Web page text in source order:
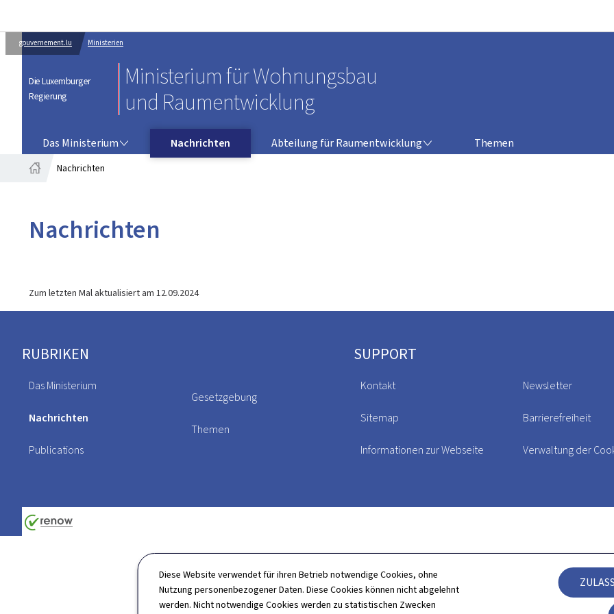
Diese Website verwendet für ihren Betrieb notwendige Cookies, ohne
Nutzung personenbezogener Daten. Diese Cookies können nicht abgelehnt
werden. Nicht notwendige Cookies werden zu statistischen Zwecken
gouvernement.lu Ministerien
Die Luxemburger
Regierung
Ministerium für Wohnungsbau
und Raumentwicklung
Das Ministerium Nachrichten Abteilung für Raumentwicklung
Themen
Nachrichten
Nachrichten
Zum letzten Mal aktualisiert am 12.09.2024
Footer
RUBRIKEN
Das Ministerium
Nachrichten
Publications
Gesetzgebung
Themen
SUPPORT
Kontakt
Sitemap
Informationen zur Webseite
Newsletter
Barrierefreiheit
Verwaltung der